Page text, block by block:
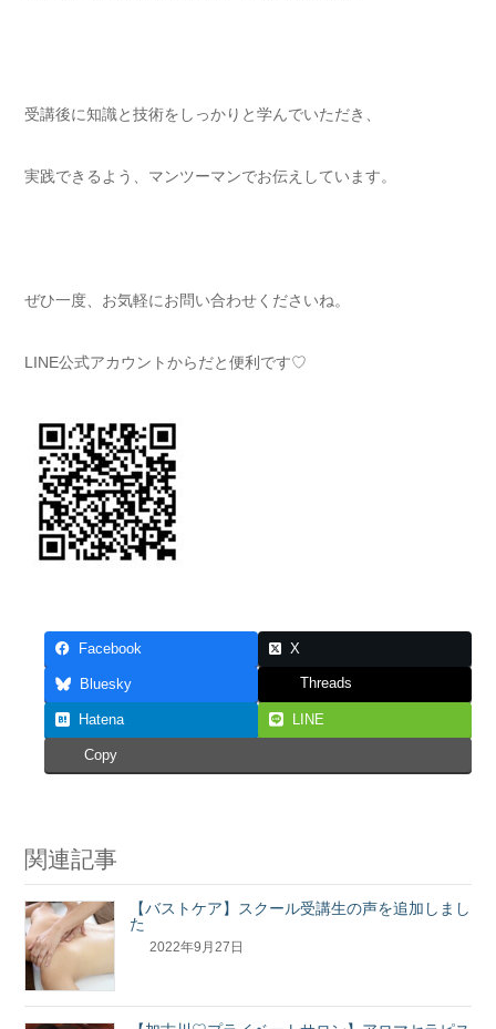
受講後に知識と技術をしっかりと学んでいただき、
実践できるよう、マンツーマンでお伝えしています。
ぜひ一度、お気軽にお問い合わせくださいね。
LINE公式アカウントからだと便利です♡
Facebook X
Bluesky Threads
Hatena LINE
Copy
関連記事
【バストケア】スクール受講生の声を追加しまし
た
2022年9月27日